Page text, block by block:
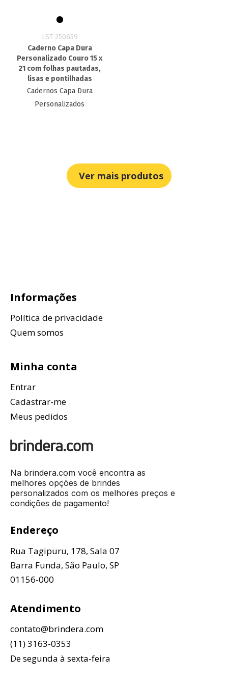
LST-250659
Caderno Capa Dura
Personalizado Couro 15 x
21 com folhas pautadas,
lisas e pontilhadas
Cadernos Capa Dura
Personalizados
Ver mais produtos
Informações
Política de privacidade
Quem somos
Minha conta
Entrar
Cadastrar-me
Meus pedidos
Na brindera.com você encontra as
melhores opções de brindes
personalizados com os melhores preços e
condições de pagamento!
Endereço
Rua Tagipuru, 178, Sala 07
Barra Funda, São Paulo, SP
01156-000
Atendimento
contato@brindera.com
(11) 3163-0353
De segunda à sexta-feira